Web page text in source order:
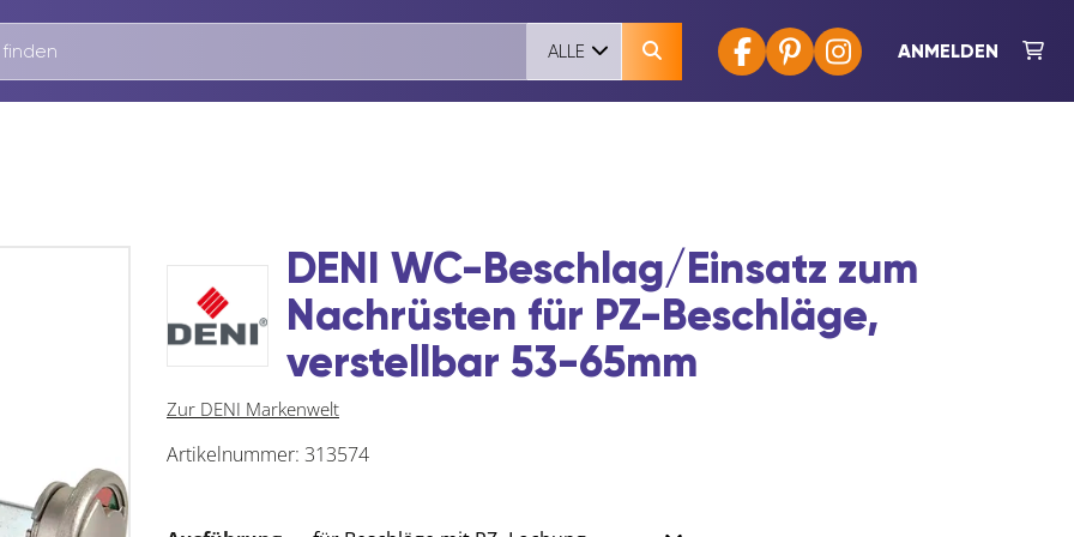
ANMELDEN
ALLE
DENI WC-Beschlag/Einsatz zum
Nachrüsten für PZ-Beschläge,
verstellbar 53-65mm
Zur DENI Markenwelt
Artikelnummer: 313574